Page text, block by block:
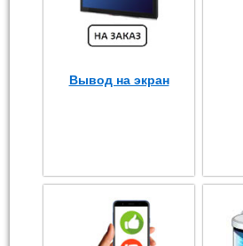
Вывод на экран